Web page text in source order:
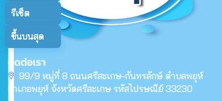
รีเซ็ต
ขึ้นบนสุด
ติดต่อเรา
99/9 หมู่ที่ 8 ถนนศรีสะเกษ-กันทรลักษ์ ตำบลพยุห์
อำเภอพยุห์ จังหวัดศรีสะเกษ รหัสไปรษณีย์ 33230